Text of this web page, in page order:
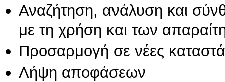
Αναζήτηση, ανάλυση και
με τη χρήση και των
Προσαρμογή σε νέες
Λήψη αποφάσεων